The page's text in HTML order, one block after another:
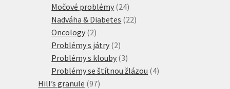
produktů
Močové problémy 2424
produktů
Nadváha & Diabetes 2222
Oncology 22
produkty
Problémy s játry 22
produkty
Problémy s klouby 33
produkty
Problémy se štítnou žlázou 44
Hill’s granule 9797